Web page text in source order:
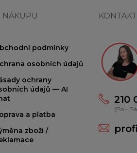
NÁKUPU
podmínky
osobních údajů
ochrany
údajů — AI
a platba
zboží /
210
(Po -